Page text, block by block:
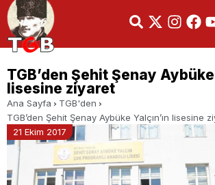
TGB’den Şehit Şenay Aybüke
lisesine ziyaret
Ana Sayfa
TGB'den
TGB’den Şehit Şenay Aybüke Yalçın’ın lisesine
21 Ekim 2017